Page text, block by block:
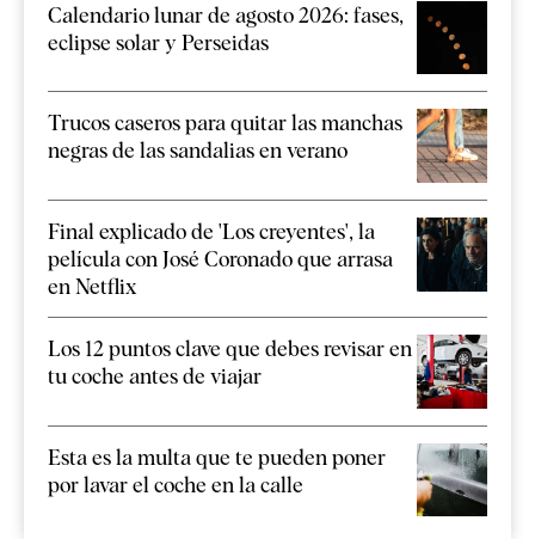
Calendario lunar de agosto 2026: fases,
eclipse solar y Perseidas
Trucos caseros para quitar las manchas
negras de las sandalias en verano
Final explicado de 'Los creyentes', la
película con José Coronado que arrasa
en Netflix
Los 12 puntos clave que debes revisar en
tu coche antes de viajar
Esta es la multa que te pueden poner
por lavar el coche en la calle